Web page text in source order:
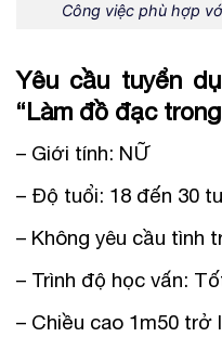
Công việc phù hợp
Yêu cầu tuyển
“Làm đồ đạc
– Giới tính: NỮ
– Độ tuổi: 18 đến 30
– Không yêu cầu tình
– Trình độ học vấn:
– Chiều cao 1m50 trở